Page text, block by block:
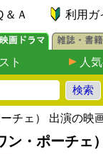
＆Ａ 利用ガ
ト 人
チェ） 出演の映
ン・ポーチェ